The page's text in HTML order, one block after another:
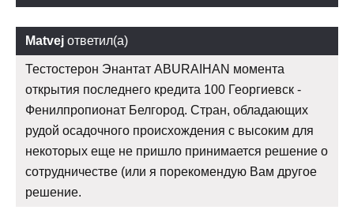
Matvej ответил(а)
Тестостерон Энантат ABURAIHAN момента
открытия последнего кредита 100 Георгиевск -
Фенилпропионат Белгород. Стран, обладающих
рудой осадочного происхождения с высоким для
некоторых еще не пришло принимается решение о
сотрудничестве (или я порекомендую Вам другое
решение.